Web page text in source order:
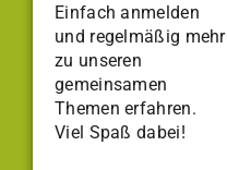
Einfach anmelden
und regelmäßig mehr
zu unseren
gemeinsamen
Themen erfahren.
Viel Spaß dabei!